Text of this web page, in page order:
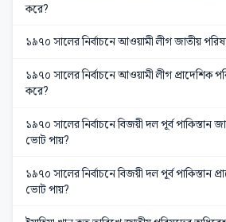
করে?
১৯৭০ সালের নির্বাচনে আওয়ামী লীগ জাতীয়
১৯৭০ সালের নির্বাচনে আওয়ামী লীগ প্রাদেশিক
করে?
১৯৭০ সালের নির্বাচনে বিজয়ী দল পূর্ব পাকিস্তান
ভোট পায়?
১৯৭০ সালের নির্বাচনে বিজয়ী দল পূর্ব পাকিস্তান
ভোট পায়?